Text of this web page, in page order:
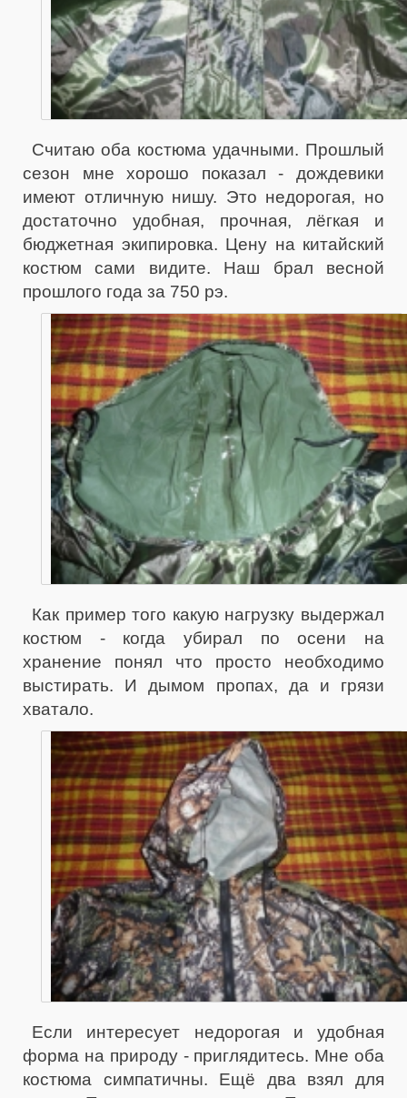
Считаю оба костюма удачными. Прошлый
сезон мне хорошо показал - дождевики
имеют отличную нишу. Это недорогая, но
достаточно удобная, прочная, лёгкая и
бюджетная экипировка. Цену на китайский
костюм сами видите. Наш брал весной
прошлого года за 750 рэ.
Как пример того какую нагрузку выдержал
костюм - когда убирал по осени на
хранение понял что просто необходимо
выстирать. И дымом пропах, да и грязи
хватало.
Если интересует недорогая и удобная
форма на природу - приглядитесь. Мне оба
костюма симпатичны. Ещё два взял для